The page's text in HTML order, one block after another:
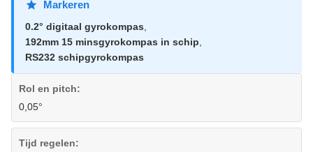
Markeren
0.2° digitaal gyrokompas
192mm 15 minsgyrokompas in schip
RS232 schipgyrokompas
Rol en pitch:
0,05°
Tijd regelen: